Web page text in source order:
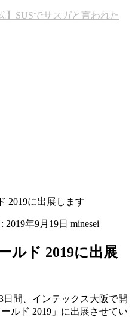
2019に出展します
2019年9月19日 minesei
日間、インテックス大阪で開
ルド 2019」に出展させてい